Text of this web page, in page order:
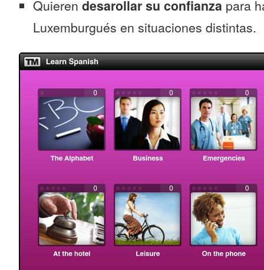
Quieren desarollar su confianza para
Luxemburgués en situaciones distintas.